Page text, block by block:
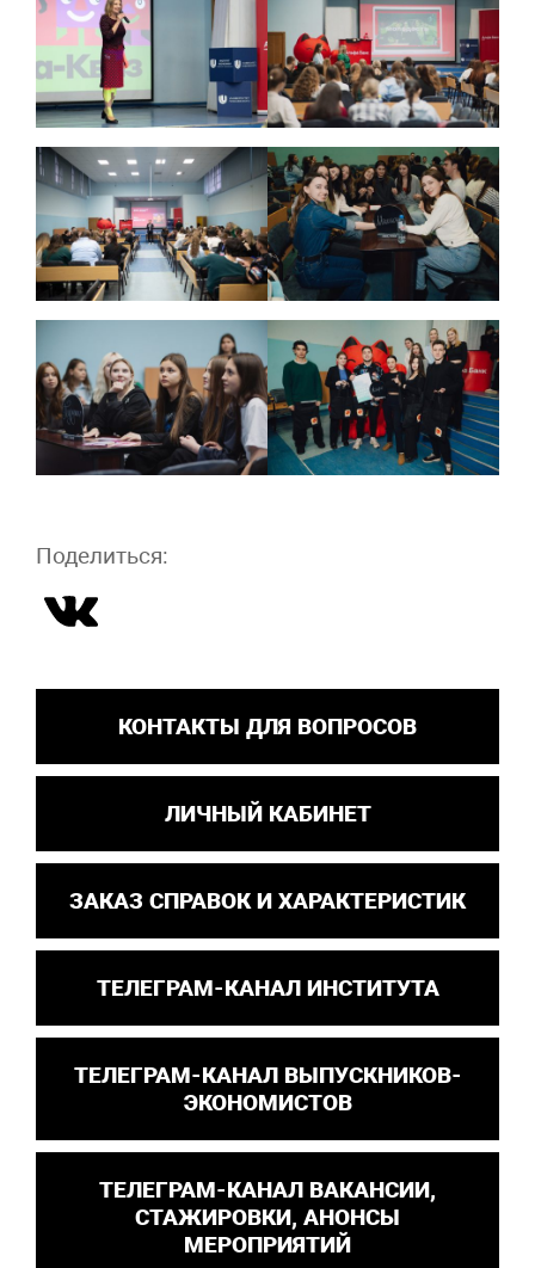
Поделиться:
КОНТАКТЫ ДЛЯ ВОПРОСОВ
ЛИЧНЫЙ КАБИНЕТ
ЗАКАЗ СПРАВОК И ХАРАКТЕРИСТИК
ТЕЛЕГРАМ-КАНАЛ ИНСТИТУТА
ТЕЛЕГРАМ-КАНАЛ ВЫПУСКНИКОВ-
ЭКОНОМИСТОВ
ТЕЛЕГРАМ-КАНАЛ ВАКАНСИИ,
СТАЖИРОВКИ, АНОНСЫ
МЕРОПРИЯТИЙ